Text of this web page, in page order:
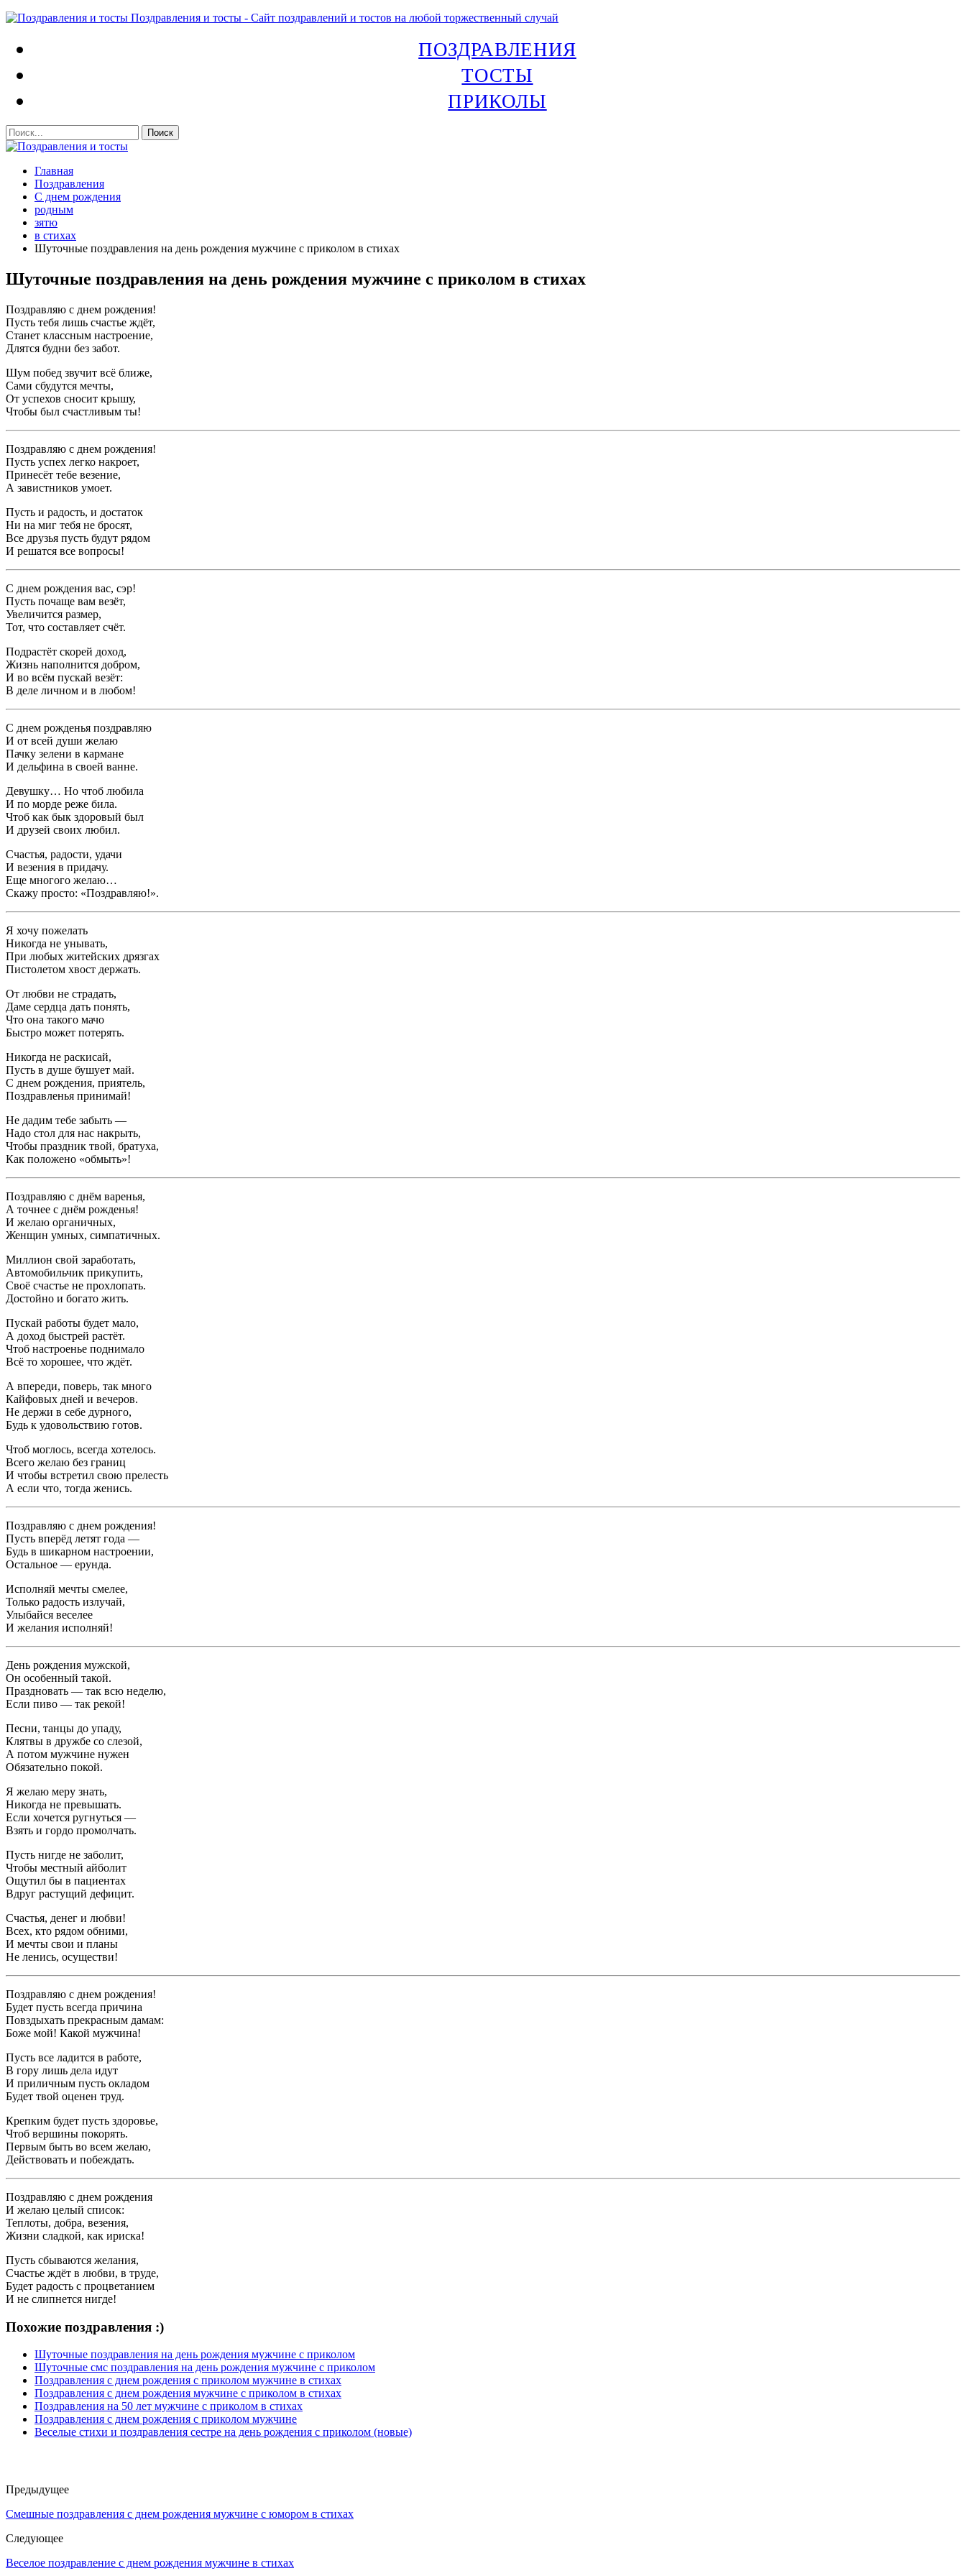
Поздравления и тосты - Сайт поздравлений и тостов на любой торжественный случай
ПОЗДРАВЛЕНИЯ
ТОСТЫ
ПРИКОЛЫ
Главная
Поздравления
С днем рождения
родным
зятю
в стихах
Шуточные поздравления на день рождения мужчине с приколом в стихах
Шуточные поздравления на день рождения мужчине с приколом в стихах
Поздравляю с днем рождения!
Пусть тебя лишь счастье ждёт,
Станет классным настроение,
Длятся будни без забот.
Шум побед звучит всё ближе,
Сами сбудутся мечты,
От успехов сносит крышу,
Чтобы был счастливым ты!
Поздравляю с днем рождения!
Пусть успех легко накроет,
Принесёт тебе везение,
А завистников умоет.
Пусть и радость, и достаток
Ни на миг тебя не бросят,
Все друзья пусть будут рядом
И решатся все вопросы!
С днем рождения вас, сэр!
Пусть почаще вам везёт,
Увеличится размер,
Тот, что составляет счёт.
Подрастёт скорей доход,
Жизнь наполнится добром,
И во всём пускай везёт:
В деле личном и в любом!
С днем рожденья поздравляю
И от всей души желаю
Пачку зелени в кармане
И дельфина в своей ванне.
Девушку… Но чтоб любила
И по морде реже била.
Чтоб как бык здоровый был
И друзей своих любил.
Счастья, радости, удачи
И везения в придачу.
Еще многого желаю…
Скажу просто: «Поздравляю!».
Я хочу пожелать
Никогда не унывать,
При любых житейских дрязгах
Пистолетом хвост держать.
От любви не страдать,
Даме сердца дать понять,
Что она такого мачо
Быстро может потерять.
Никогда не раскисай,
Пусть в душе бушует май.
С днем рождения, приятель,
Поздравленья принимай!
Не дадим тебе забыть —
Надо стол для нас накрыть,
Чтобы праздник твой, братуха,
Как положено «обмыть»!
Поздравляю с днём варенья,
А точнее с днём рожденья!
И желаю органичных,
Женщин умных, симпатичных.
Миллион свой заработать,
Автомобильчик прикупить,
Своё счастье не прохлопать.
Достойно и богато жить.
Пускай работы будет мало,
А доход быстрей растёт.
Чтоб настроенье поднимало
Всё то хорошее, что ждёт.
А впереди, поверь, так много
Кайфовых дней и вечеров.
Не держи в себе дурного,
Будь к удовольствию готов.
Чтоб моглось, всегда хотелось.
Всего желаю без границ
И чтобы встретил свою прелесть
А если что, тогда женись.
Поздравляю с днем рождения!
Пусть вперёд летят года —
Будь в шикарном настроении,
Остальное — ерунда.
Исполняй мечты смелее,
Только радость излучай,
Улыбайся веселее
И желания исполняй!
День рождения мужской,
Он особенный такой.
Праздновать — так всю неделю,
Если пиво — так рекой!
Песни, танцы до упаду,
Клятвы в дружбе со слезой,
А потом мужчине нужен
Обязательно покой.
Я желаю меру знать,
Никогда не превышать.
Если хочется ругнуться —
Взять и гордо промолчать.
Пусть нигде не заболит,
Чтобы местный айболит
Ощутил бы в пациентах
Вдруг растущий дефицит.
Счастья, денег и любви!
Всех, кто рядом обними,
И мечты свои и планы
Не ленись, осуществи!
Поздравляю с днем рождения!
Будет пусть всегда причина
Повздыхать прекрасным дамам:
Боже мой! Какой мужчина!
Пусть все ладится в работе,
В гору лишь дела идут
И приличным пусть окладом
Будет твой оценен труд.
Крепким будет пусть здоровье,
Чтоб вершины покорять.
Первым быть во всем желаю,
Действовать и побеждать.
Поздравляю с днем рождения
И желаю целый список:
Теплоты, добра, везения,
Жизни сладкой, как ириска!
Пусть сбываются желания,
Счастье ждёт в любви, в труде,
Будет радость с процветанием
И не слипнется нигде!
Похожие поздравления :)
Шуточные поздравления на день рождения мужчине с приколом
Шуточные смс поздравления на день рождения мужчине с приколом
Поздравления с днем рождения с приколом мужчине в стихах
Поздравления с днем рождения мужчине с приколом в стихах
Поздравления на 50 лет мужчине с приколом в стихах
Поздравления с днем рождения с приколом мужчине
Веселые стихи и поздравления сестре на день рождения с приколом (новые)
Предыдущее
Смешные поздравления с днем рождения мужчине с юмором в стихах
Следующее
Веселое поздравление с днем рождения мужчине в стихах